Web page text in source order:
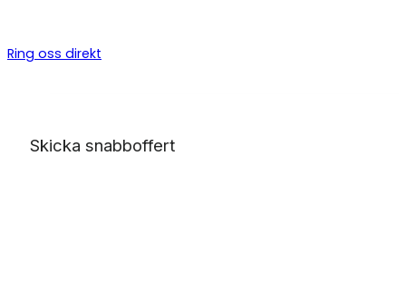
Ring oss direkt
Skicka snabboffert